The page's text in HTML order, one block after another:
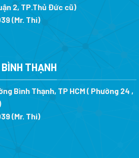
2, TP.Thủ Đức cũ)
(Mr. Thi)
THẠNH
Bình Thạnh, TP HCM ( Phường 24 ,
(Mr. Thi)